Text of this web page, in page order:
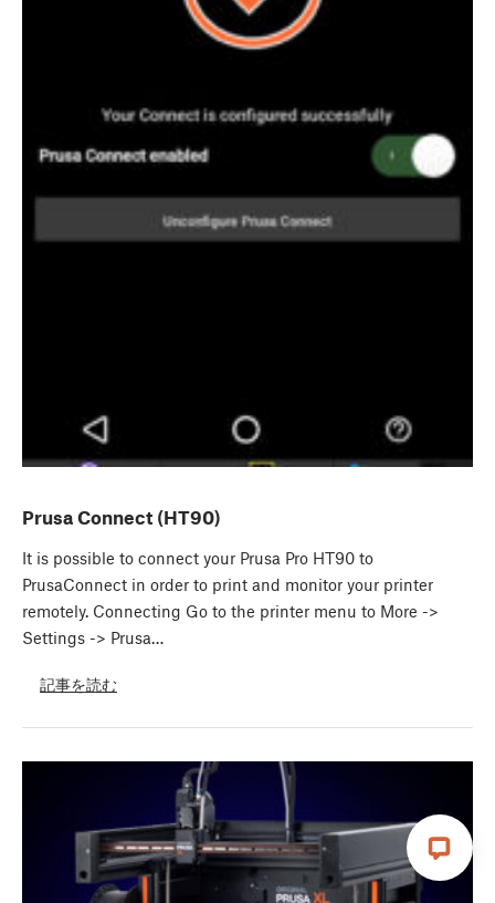
Prusa Connect (HT90)
It is possible to connect your Prusa Pro HT90 to
PrusaConnect in order to print and monitor your printer
remotely. Connecting Go to the printer menu to More ->
Settings -> Prusa…
記事を読む